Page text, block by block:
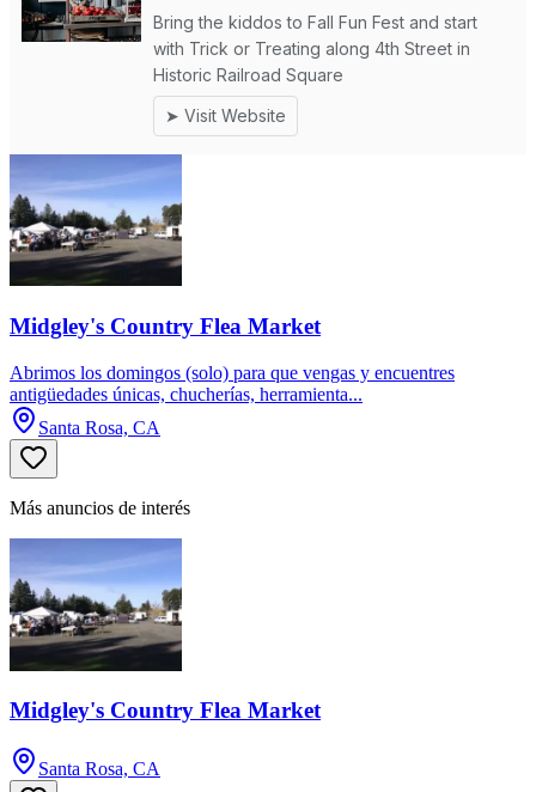
Midgley's Country Flea Market
Abrimos los domingos (solo) para que vengas y encuentres
antigüedades únicas, chucherías, herramienta...
Santa Rosa, CA
Más anuncios de interés
Midgley's Country Flea Market
Santa Rosa, CA